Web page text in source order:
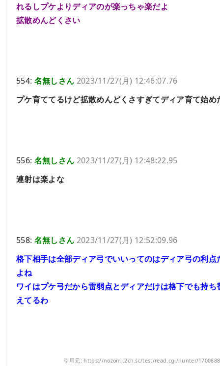
れるしプケよりディアのが楽っちゃ楽だよ
拡散めんどくさい
554: 名無しさん 2023/11/27(月) 12:46:07.76
プケ育ててるけど拡散めんどくさすぎてディア育て始め
556: 名無しさん 2023/11/27(月) 12:48:22.95
連射は楽よな
558: 名無しさん 2023/11/27(月) 12:52:09.96
格下相手は全部ディア弓でいいってのはディア弓の利点
よね
ワイはプケ弓だから雷弱点とディアだけは格下でも持ち
えてるわ
引用元: https://nozomi.2ch.sc/test/read.cgi/hunter/